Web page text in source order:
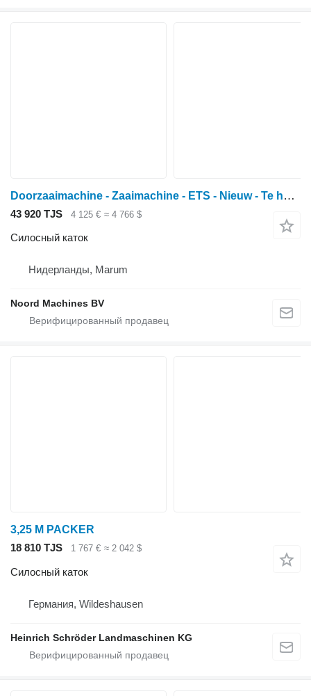
Doorzaaimachine - Zaaimachine - ETS - Nieuw - Te huur/Koop
43 920 TJS 4 125 € ≈ 4 766 $
Силосный каток
Нидерланды, Marum
Noord Machines BV
3,25 M PACKER
18 810 TJS
1 767 € ≈ 2 042 $
Силосный каток
Германия, Wildeshausen
Heinrich Schröder Landmaschinen KG